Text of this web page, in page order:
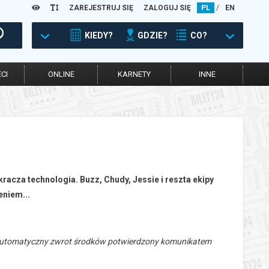
ZAREJESTRUJ SIĘ ZALOGUJ SIĘ PL / EN
KIEDY? GDZIE? CO?
ONLINE KARNETY INNE
technologia. Buzz, Chudy, Jessie i reszta ekipy
zwrot środków potwierdzony komunikatem